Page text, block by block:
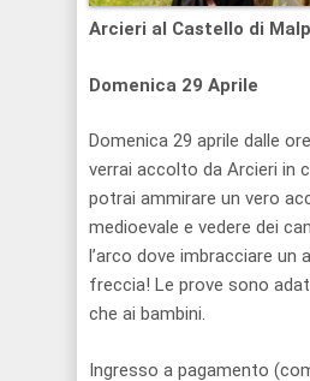
Arcieri al Castello di
Domenica 29 Aprile
Domenica 29 aprile dalle
verrai accolto da Arcieri in
potrai ammirare un vero
medioevale e vedere dei
l’arco dove imbracciare un
freccia! Le prove sono
che ai bambini.
Ingresso a pagamento